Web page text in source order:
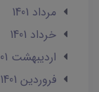
مرداد 1401
خرداد 1401
ارديبهشت 1401
فروردین 1401